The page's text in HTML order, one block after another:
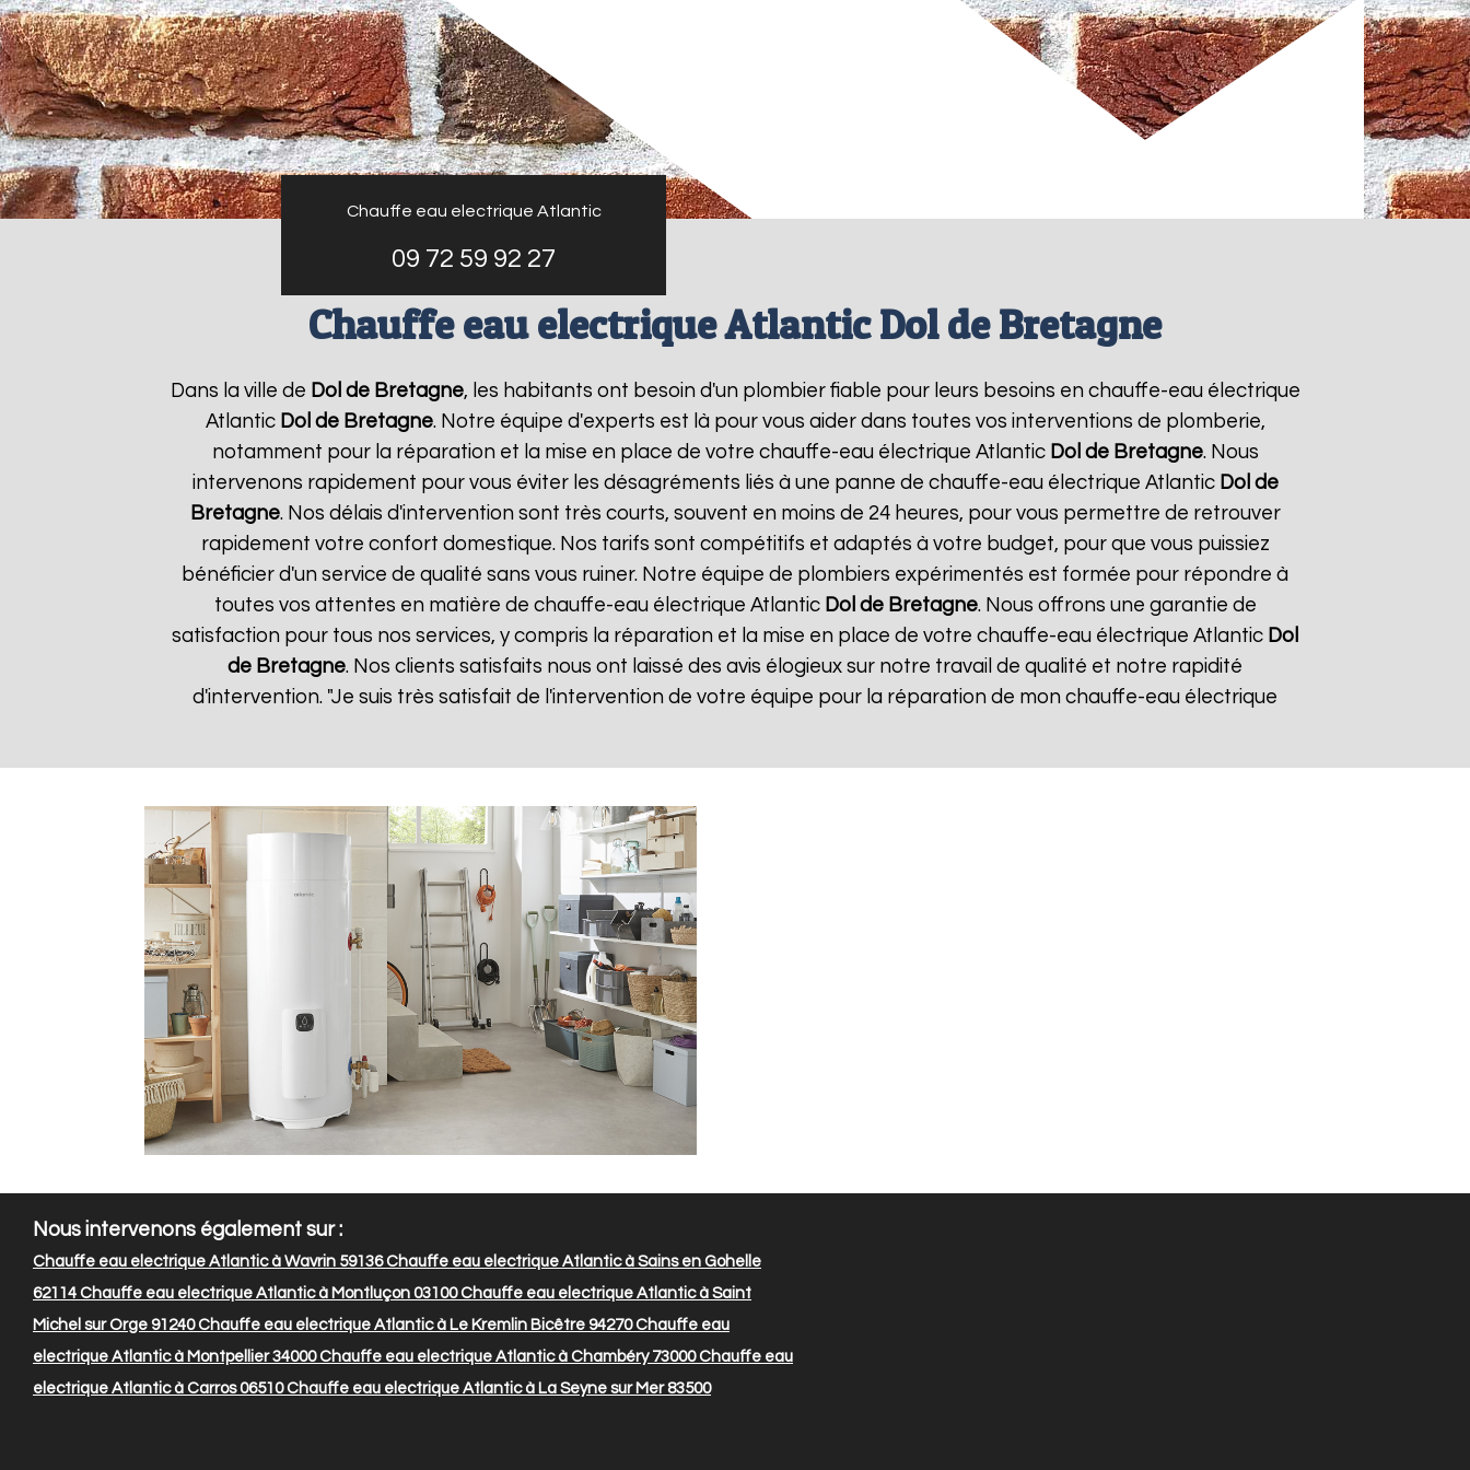
Chauffe eau electrique Atlantic
09 72 59 92 27
Chauffe eau electrique Atlantic Dol de Bretagne
Dans la ville de Dol de Bretagne, les habitants ont besoin d'un plombier fiable pour leurs besoins en chauffe-eau électrique
Atlantic Dol de Bretagne. Notre équipe d'experts est là pour vous aider dans toutes vos interventions de plomberie,
notamment pour la réparation et la mise en place de votre chauffe-eau électrique Atlantic Dol de Bretagne. Nous
intervenons rapidement pour vous éviter les désagréments liés à une panne de chauffe-eau électrique Atlantic Dol de
Bretagne. Nos délais d'intervention sont très courts, souvent en moins de 24 heures, pour vous permettre de retrouver
rapidement votre confort domestique. Nos tarifs sont compétitifs et adaptés à votre budget, pour que vous puissiez
bénéficier d'un service de qualité sans vous ruiner. Notre équipe de plombiers expérimentés est formée pour répondre à
toutes vos attentes en matière de chauffe-eau électrique Atlantic Dol de Bretagne. Nous offrons une garantie de
satisfaction pour tous nos services, y compris la réparation et la mise en place de votre chauffe-eau électrique Atlantic Dol
de Bretagne. Nos clients satisfaits nous ont laissé des avis élogieux sur notre travail de qualité et notre rapidité
d'intervention. "Je suis très satisfait de l'intervention de votre équipe pour la réparation de mon chauffe-eau électrique
Nous intervenons également sur :
Chauffe eau electrique Atlantic à Wavrin 59136Chauffe eau electrique Atlantic à Sains en Gohelle
62114 Chauffe eau electrique Atlantic à Montluçon 03100Chauffe eau electrique Atlantic à Saint
Michel sur Orge 91240Chauffe eau electrique Atlantic à Le Kremlin Bicêtre 94270Chauffe eau
electrique Atlantic à Montpellier 34000Chauffe eau electrique Atlantic à Chambéry 73000Chauffe eau
electrique Atlantic à Carros 06510Chauffe eau electrique Atlantic à La Seyne sur Mer 83500